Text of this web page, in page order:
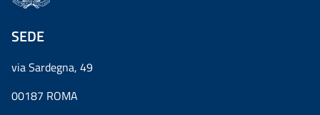
SEDE
via Sardegna, 49
00187 ROMA